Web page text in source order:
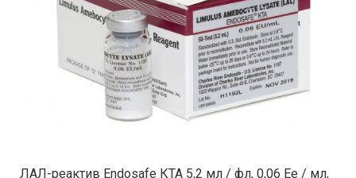
ЛАЛ-реактив Endosafe КТА 5,2 мл / фл, 0,06 Ее / мл,